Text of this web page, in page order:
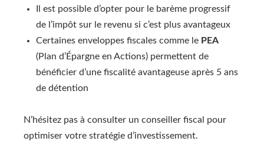
Il est possible d’opter pour le barème progressif
de l’impôt sur le revenu si c’est plus avantageux
Certaines enveloppes fiscales comme le PEA
(Plan d’Épargne en Actions) permettent de
bénéficier d’une fiscalité avantageuse après 5 ans
de détention
N’hésitez pas à consulter un conseiller fiscal pour
optimiser votre stratégie d’investissement.